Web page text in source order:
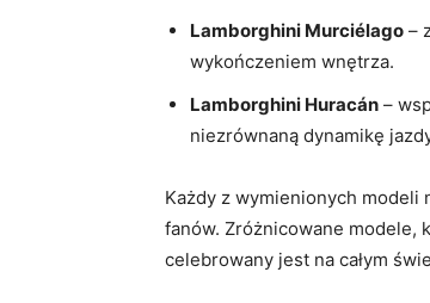
Lamborghini Murciélago –
wykończeniem wnętrza.
Lamborghini Huracán –⁢
niezrównaną dynamikę
Każdy z wymienionych
fanów.⁤ Zróżnicowane modele,
celebrowany jest na całym